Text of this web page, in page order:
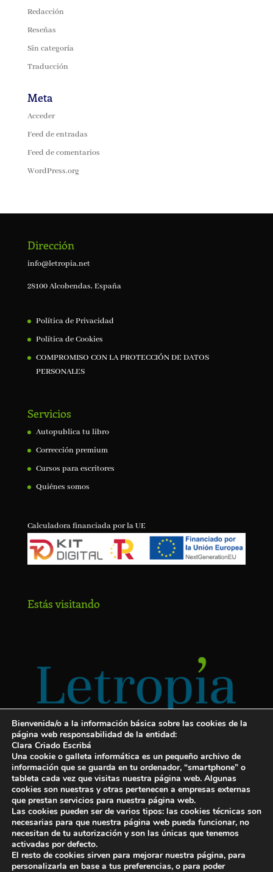
Redacción
Reseñas
Sin categoría
Traducción
Meta
Acceder
Feed de entradas
Feed de comentarios
WordPress.org
Dirección
info@letropia.net
28100 Alcobendas, España
Política de Privacidad
Política de Cookies
COMPROMISO CON LA PROTECCIÓN DE DATOS
PERSONALES
Servicios
Autopublica tu libro
Corrección premium
Cursos para escritores
Quiénes somos
Calculadora financiada por la UE
Estás visitando
Servicios para escritores
¡Letropía te ayuda con tu libro!
Autopublicar un libro
Cuanto cuesta publicar un libro
Bienvenida/o a la información básica sobre las cookies de la
página web responsabilidad de la entidad:
Clara Criado Escribá
Una cookie o galleta informática es un pequeño archivo de
información que se guarda en tu ordenador, “smartphone” o
tableta cada vez que visitas nuestra página web. Algunas
cookies son nuestras y otras pertenecen a empresas externas
que prestan servicios para nuestra página web.
Las cookies pueden ser de varios tipos: las cookies técnicas son
necesarias para que nuestra página web pueda funcionar, no
necesitan de tu autorización y son las únicas que tenemos
activadas por defecto.
El resto de cookies sirven para mejorar nuestra página, para
personalizarla en base a tus preferencias, o para poder